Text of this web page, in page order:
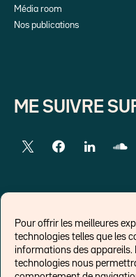
Pour offrir les meilleures
technologies telles que les
informations des appareils.
technologies nous
Média room
Nos publications
ME SUIVRE